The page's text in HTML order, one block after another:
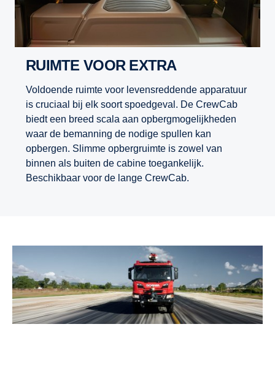
RUIMTE VOOR EXTRA
Voldoende ruimte voor levensreddende apparatuur
is cruciaal bij elk soort spoedgeval. De CrewCab
biedt een breed scala aan opbergmogelijkheden
waar de bemanning de nodige spullen kan
opbergen. Slimme opbergruimte is zowel van
binnen als buiten de cabine toegankelijk.
Beschikbaar voor de lange CrewCab.